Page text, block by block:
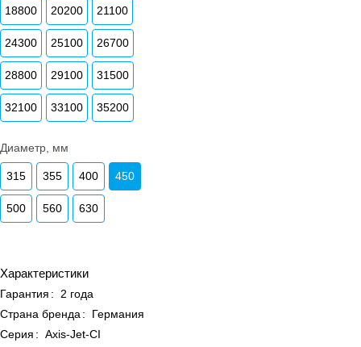
18800 20200 21100
24300 25100 26700
28800 29100 31500
32100 33100 35200
Диаметр, мм
315 355 400 450
500 560 630
Характеристики
Гарантия :
2 года
Страна бренда :
Германия
Серия : Axis-Jet-CI